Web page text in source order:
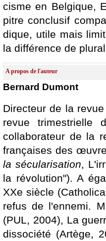
cisme en Bel­gique,
pitre conclu­sif
dique, utile mais
la dif­fé­rence de
A propos de l'auteur
Bernard Dumont
Directeur de la
revue trimestrielle
collaborateur de la
françaises des
la sécularisation,
la révolution"). A
XXe siècle
refus de l'ennemi.
(PUL, 2004), La
dissociété (Artège,